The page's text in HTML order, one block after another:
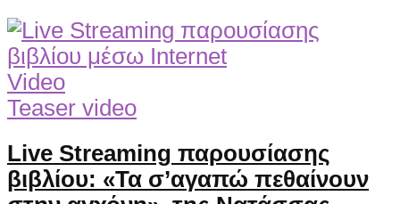
Video
Teaser video
Live Streaming παρουσίασης
βιβλίου: «Τα σ’αγαπώ πεθαίνουν